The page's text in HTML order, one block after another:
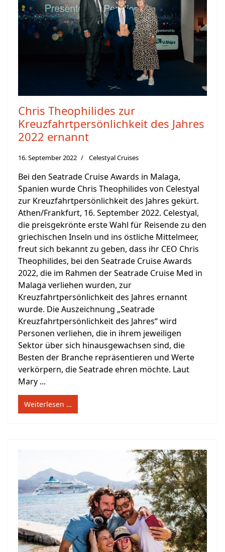
Chris Theophilides zur
Kreuzfahrtpersönlichkeit des Jahres
2022 ernannt
16. September 2022 Celestyal Cruises
Bei den Seatrade Cruise Awards in Malaga,
Spanien wurde Chris Theophilides von Celestyal
zur Kreuzfahrtpersönlichkeit des Jahres gekürt.
Athen/Frankfurt, 16. September 2022. Celestyal,
die preisgekrönte erste Wahl für Reisende zu den
griechischen Inseln und ins östliche Mittelmeer,
freut sich bekannt zu geben, dass ihr CEO Chris
Theophilides, bei den Seatrade Cruise Awards
2022, die im Rahmen der Seatrade Cruise Med in
Malaga verliehen wurden, zur
Kreuzfahrtpersönlichkeit des Jahres ernannt
wurde. Die Auszeichnung „Seatrade
Kreuzfahrtpersönlichkeit des Jahres“ wird
Personen verliehen, die in ihrem jeweiligen
Sektor über sich hinausgewachsen sind, die
Besten der Branche repräsentieren und Werte
verkörpern, die Seatrade ehren möchte. Laut
Mary ...
Weiterlesen …